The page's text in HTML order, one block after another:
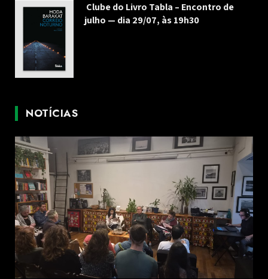
Clube do Livro Tabla – Encontro de
julho — dia 29/07, às 19h30
NOTÍCIAS